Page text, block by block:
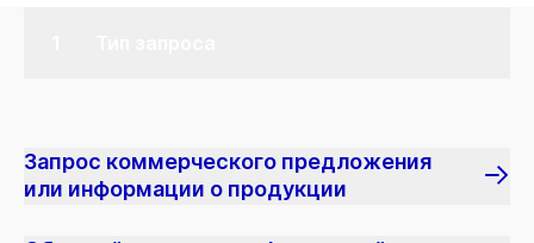
Запрос коммерческого предложения
или информации о продукции